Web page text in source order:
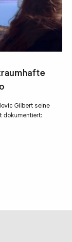
Gilbert seine
dokumentiert: